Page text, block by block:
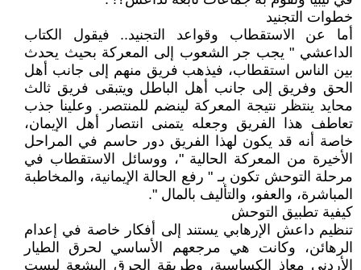
خطوات التجنيد
أما عن الاستقطاب وقواعد التجنيد.. فيقول الكتاب
الداعشي " يجب جر الشعوب إلى المعركة بحيث يحدث
بين الناس استقطاب، فيذهب فريق منهم إلى جانب أهل
الحق وفريق إلى جانب أهل الباطل ويتبقى فريق ثالث
محايد ينتظر نتيجة المعركة لينضم للمنتصر. وعلينا جذب
تعاطف هذا الفريق وجعله يتمنى انتصار أهل الإيمان،
خاصة أنه قد يكون لهذا الفريق دور حاسم في المراحل
الأخيرة من المعركة الحالية "، ووسائل الاستقطاب في
مرحلة التوحش تكون بـ " رفع الحالة الإيمانية، والمخاطبة
المباشرة، والعفو، والتأليف بالمال ".
كيفية تطبيق التوحش
تنظيم داعش الإرهابي يستند إلى أفكار خاصة في إعدام
الرهائن، وكانت هي مرجعهم الأساسي لحرق الطيار
الأردني معاذ الكساسبة، وطريقة الحرق البشعة ليست